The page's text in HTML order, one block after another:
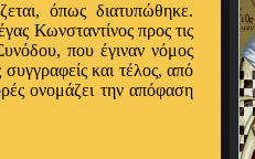
όπως διατυπώθηκε.
Κωνσταντίνος προς τις
που έγιναν νόμος
και τέλος, από
ονομάζει την απόφαση